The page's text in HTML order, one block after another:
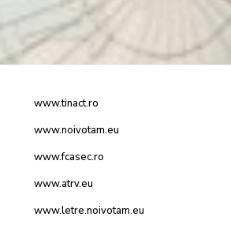
www.tinact.ro
www.noivotam.eu
www.fcasec.ro
www.atrv.eu
www.letre.noivotam.eu